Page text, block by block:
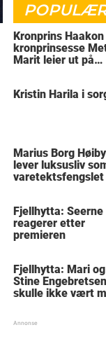
Kronprins Haakon
kronprinsesse
Marit leier ut på
Kristin Harila i
Marius Borg Høiby
lever luksusliv
varetektsfengslet
Fjellhytta: Seerne
reagerer etter
premieren
Fjellhytta: Mari og
Stine Engebretsen
skulle ikke vært